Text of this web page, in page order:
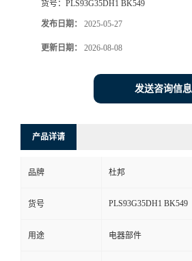
货号： PLS93G35DH1 BK549
发布日期： 2025-05-27
更新日期： 2026-08-08
发送咨询信息
产品详请
品牌 杜邦
货号 PLS93G35DH1 BK549
用途 电器部件